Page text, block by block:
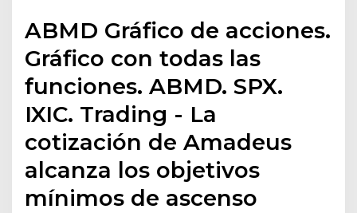
ABMD Gráfico de acciones.
Gráfico con todas las
funciones. ABMD. SPX.
IXIC. Trading - La
cotización de Amadeus
alcanza los objetivos
mínimos de ascenso